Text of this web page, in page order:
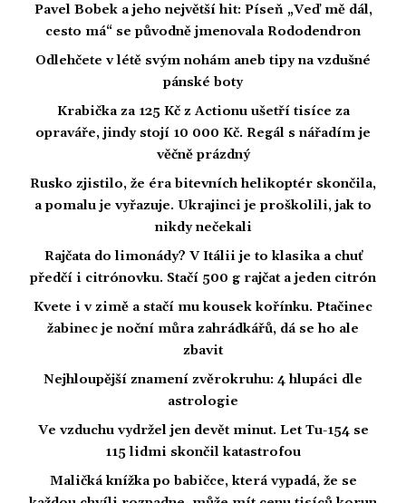
Pavel Bobek a jeho největší hit: Píseň „Veď mě dál,
cesto má“ se původně jmenovala Rododendron
Odlehčete v létě svým nohám aneb tipy na vzdušné
pánské boty
Krabička za 125 Kč z Actionu ušetří tisíce za
opraváře, jindy stojí 10 000 Kč. Regál s nářadím je
věčně prázdný
Rusko zjistilo, že éra bitevních helikoptér skončila,
a pomalu je vyřazuje. Ukrajinci je proškolili, jak to
nikdy nečekali
Rajčata do limonády? V Itálii je to klasika a chuť
předčí i citrónovku. Stačí 500 g rajčat a jeden citrón
Kvete i v zimě a stačí mu kousek kořínku. Ptačinec
žabinec je noční můra zahrádkářů, dá se ho ale
zbavit
Nejhloupější znamení zvěrokruhu: 4 hlupáci dle
astrologie
Ve vzduchu vydržel jen devět minut. Let Tu-154 se
115 lidmi skončil katastrofou
Maličká knížka po babičce, která vypadá, že se